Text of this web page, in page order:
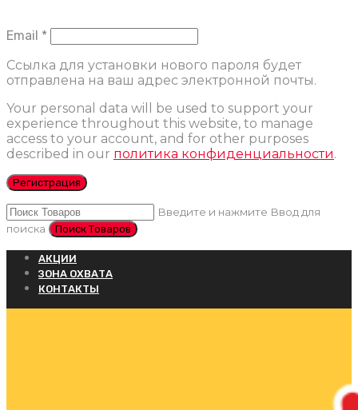
Email *
Ссылка для установки нового пароля будет
отправлена ​​на ваш адрес электронной почты.
Your personal data will be used to support your
experience throughout this website, to manage
access to your account, and for other purposes
described in our политика конфиденциальности.
Регистрация
Введите и нажмите Ввод для
поиска
АКЦИИ
ЗОНА ОХВАТА
КОНТАКТЫ